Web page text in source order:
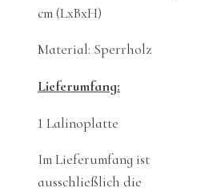
cm (LxBxH)
Material: Sperrholz
Lieferumfang:
1 Lalinoplatte
Im Lieferumfang ist
ausschließlich die